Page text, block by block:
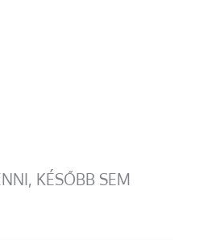
KÉSŐBB SEM